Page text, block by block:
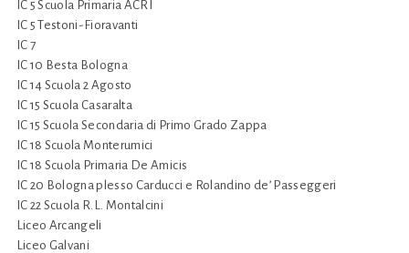
IC 5 Scuola Primaria ACRI
IC 5 Testoni-Fioravanti
IC 7
IC 10 Besta Bologna
IC 14 Scuola 2 Agosto
IC 15 Scuola Casaralta
IC 15 Scuola Secondaria di Primo Grado Zappa
IC 18 Scuola Monterumici
IC 18 Scuola Primaria De Amicis
IC 20 Bologna plesso Carducci e Rolandino de’ Passeggeri
IC 22 Scuola R.L. Montalcini
Liceo Arcangeli
Liceo Galvani